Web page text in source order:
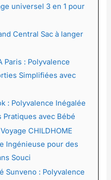
universel 3 en 1 pour
Central Sac à langer
Paris : Polyvalence
Simplifiées avec
: Polyvalence Inégalée
avec Bébé
CHILDHOME
Ingénieuse pour des
Souci
Sunveno : Polyvalence